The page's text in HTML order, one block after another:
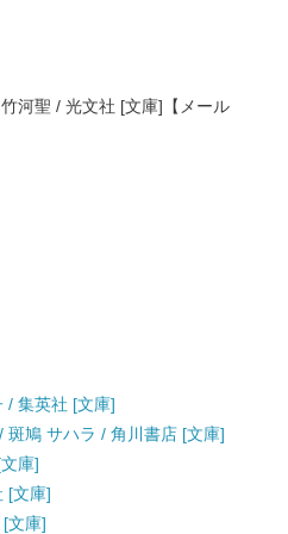
河聖 / 光文社 [文庫]【メール
/ 集英社 [文庫]
斑鳩 サハラ / 角川書店 [文庫]
庫]
[文庫]
文庫]